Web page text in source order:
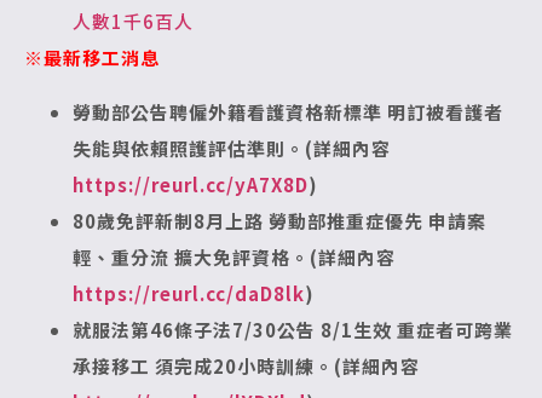
人數1千6百人
※最新移工消息
勞動部公告聘僱外籍看護資格新標準 明訂被看護者
失能與依賴照護評估準則。(詳細內容
https://reurl.cc/yA7X8D)
80歲免評新制8月上路 勞動部推重症優先 申請案
輕、重分流 擴大免評資格。(詳細內容
https://reurl.cc/daD8lk)
就服法第46條子法7/30公告 8/1生效 重症者可跨業
承接移工 須完成20小時訓練。(詳細內容